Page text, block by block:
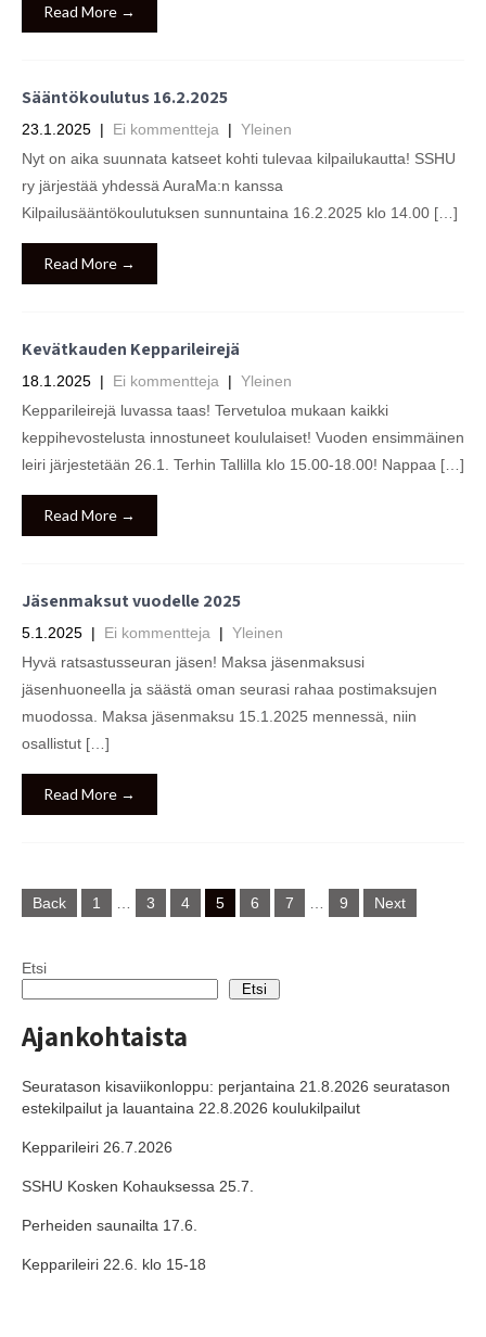
Read More →
Sääntökoulutus 16.2.2025
23.1.2025 | Ei kommentteja | Yleinen
Nyt on aika suunnata katseet kohti tulevaa kilpailukautta! SSHU
ry järjestää yhdessä AuraMa:n kanssa
Kilpailusääntökoulutuksen sunnuntaina 16.2.2025 klo 14.00 […]
Read More →
Kevätkauden Kepparileirejä
18.1.2025 | Ei kommentteja | Yleinen
Kepparileirejä luvassa taas! Tervetuloa mukaan kaikki
keppihevostelusta innostuneet koululaiset! Vuoden ensimmäinen
leiri järjestetään 26.1. Terhin Tallilla klo 15.00-18.00! Nappaa […]
Read More →
Jäsenmaksut vuodelle 2025
5.1.2025 | Ei kommentteja | Yleinen
Hyvä ratsastusseuran jäsen! Maksa jäsenmaksusi
jäsenhuoneella ja säästä oman seurasi rahaa postimaksujen
muodossa. Maksa jäsenmaksu 15.1.2025 mennessä, niin
osallistut […]
Read More →
Posts
navigation
Back 1 3 4 5 6 7 9 Next
Etsi
Etsi
Ajankohtaista
Seuratason kisaviikonloppu: perjantaina 21.8.2026 seuratason
estekilpailut ja lauantaina 22.8.2026 koulukilpailut
Kepparileiri 26.7.2026
SSHU Kosken Kohauksessa 25.7.
Perheiden saunailta 17.6.
Kepparileiri 22.6. klo 15-18